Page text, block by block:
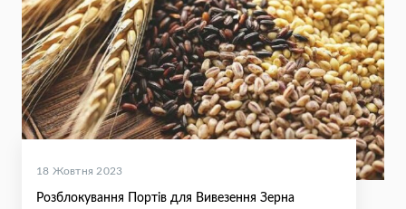
18 Жовтня 2023
Розблокування Портів для Вивезення Зерна